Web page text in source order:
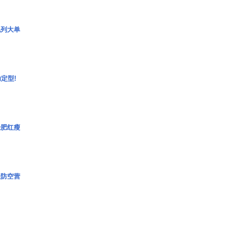
大单
型!
红瘦
空营